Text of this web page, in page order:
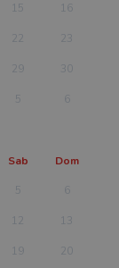
15 16
22 23
29 30
5 6
Sab Dom
5 6
12 13
19 20